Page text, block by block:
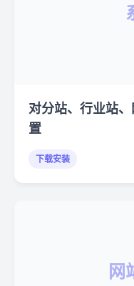
对分站、行业站
置
下载安装
网